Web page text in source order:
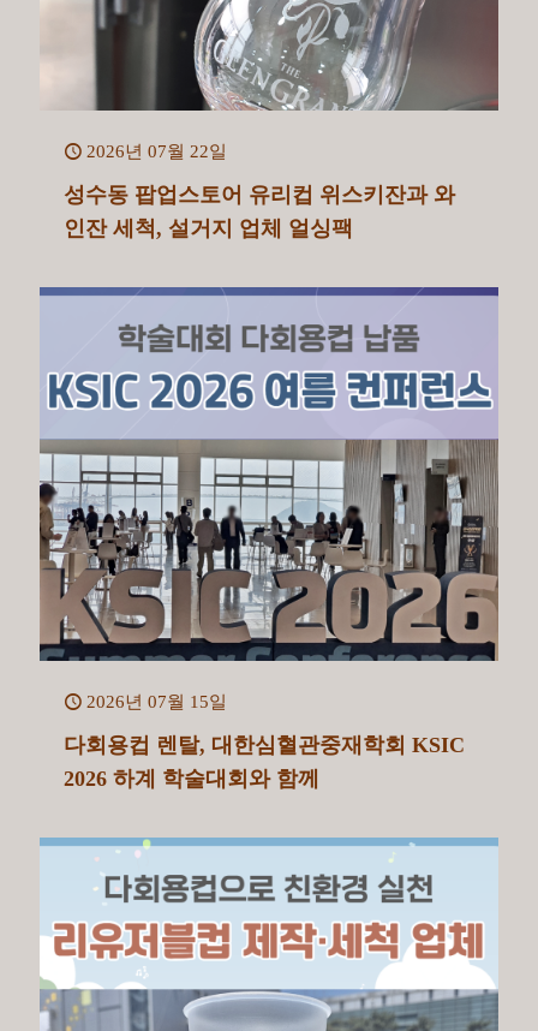
2026년 07월 22일
성수동 팝업스토어 유리컵 위스키잔과 와
인잔 세척, 설거지 업체 얼싱팩
2026년 07월 15일
다회용컵 렌탈, 대한심혈관중재학회 KSIC
2026 하계 학술대회와 함께